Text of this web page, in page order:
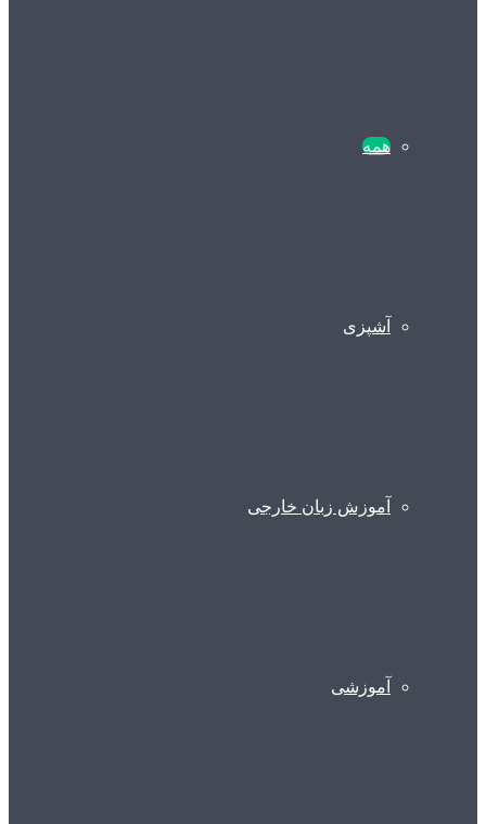
همه
آشپزی
آموزش زبان خارجی
آموزشی